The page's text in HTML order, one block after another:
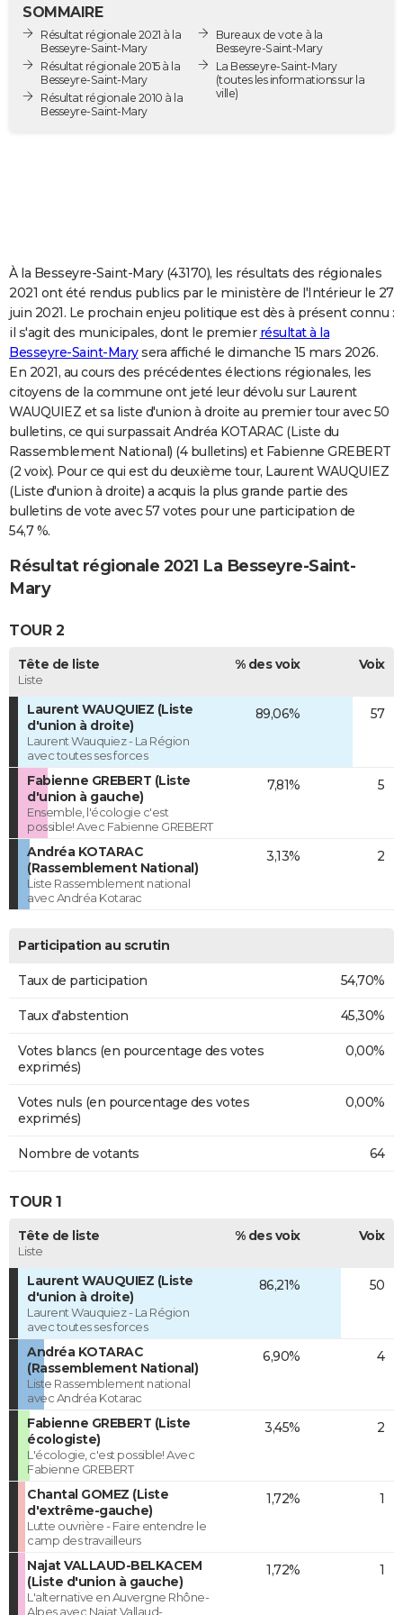
Destinations
City break
Voyage nature
Voyage de noces
Forum
Climat
GUIDES D'ACHAT
BONS PLANS
S'inscrire
Se connecter
Lycées
Collèges
Primaires
Universités
Entreprises
Service militaire
Avis de recherche
AVIS DE DÉCÈS
FORUM
Bricolage
Lifestyle
Culture
Sport
Auto
Television
Voyage
Cinema
SOMMAIRE
Résultat régionale 2021 à la
Besseyre-Saint-Mary
Résultat régionale 2015 à la
Besseyre-Saint-Mary
Résultat régionale 2010 à la
Besseyre-Saint-Mary
Bureaux de vote à la
Besseyre-Saint-Mary
La Besseyre-Saint-Mary
(toutes les informations sur la
ville)
À la Besseyre-Saint-Mary (43170), les résultats des régionales
2021 ont été rendus publics par le ministère de l'Intérieur le 27
juin 2021. Le prochain enjeu politique est dès à présent connu :
il s'agit des municipales, dont le premier résultat à la
Besseyre-Saint-Marysera affiché le dimanche 15 mars 2026.
En 2021, au cours des précédentes élections régionales, les
citoyens de la commune ont jeté leur dévolu sur Laurent
WAUQUIEZ et sa liste d'union à droite au premier tour avec 50
bulletins, ce qui surpassait Andréa KOTARAC (Liste du
Rassemblement National) (4 bulletins) et Fabienne GREBERT
(2 voix). Pour ce qui est du deuxième tour, Laurent WAUQUIEZ
(Liste d'union à droite) a acquis la plus grande partie des
bulletins de vote avec 57 votes pour une participation de
54,7 %.
Résultat régionale 2021 La Besseyre-Saint-
Mary
TOUR 2
Tête de liste
Liste
% des voix Voix
Laurent WAUQUIEZ (Liste
d'union à droite)
Laurent Wauquiez - La Région
avec toutes ses forces
89,06% 57
Fabienne GREBERT (Liste
d'union à gauche)
Ensemble, l'écologie c'est
possible! Avec Fabienne GREBERT
7,81% 5
Andréa KOTARAC
(Rassemblement National)
Liste Rassemblement national
avec Andréa Kotarac
3,13% 2
Participation au scrutin
Taux de participation 54,70%
Taux d'abstention 45,30%
Votes blancs (en pourcentage des votes
exprimés)
0,00%
Votes nuls (en pourcentage des votes
exprimés)
0,00%
Nombre de votants 64
TOUR 1
Tête de liste
Liste
% des voix Voix
Laurent WAUQUIEZ (Liste
d'union à droite)
Laurent Wauquiez - La Région
avec toutes ses forces
86,21% 50
Andréa KOTARAC
(Rassemblement National)
Liste Rassemblement national
avec Andréa Kotarac
6,90% 4
Fabienne GREBERT (Liste
écologiste)
L'écologie, c'est possible! Avec
Fabienne GREBERT
3,45% 2
Chantal GOMEZ (Liste
d'extrême-gauche)
Lutte ouvrière - Faire entendre le
camp des travailleurs
1,72% 1
Najat VALLAUD-BELKACEM
(Liste d'union à gauche)
L'alternative en Auvergne Rhône-
Alpes avec Najat Vallaud-
1,72% 1